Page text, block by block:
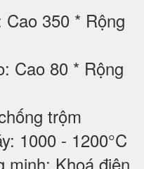
350 * Rộng
Cao 80 * Rộng
trộm
1000 - 1200°C
minh: Khoá điện